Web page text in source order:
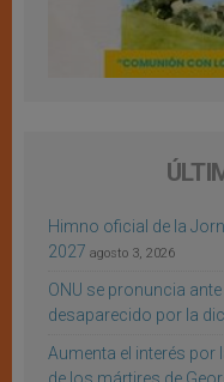
Himno oficial de la
2027 agosto 3, 2026
ONU se pronuncia
desaparecido por la
Aumenta el interés por